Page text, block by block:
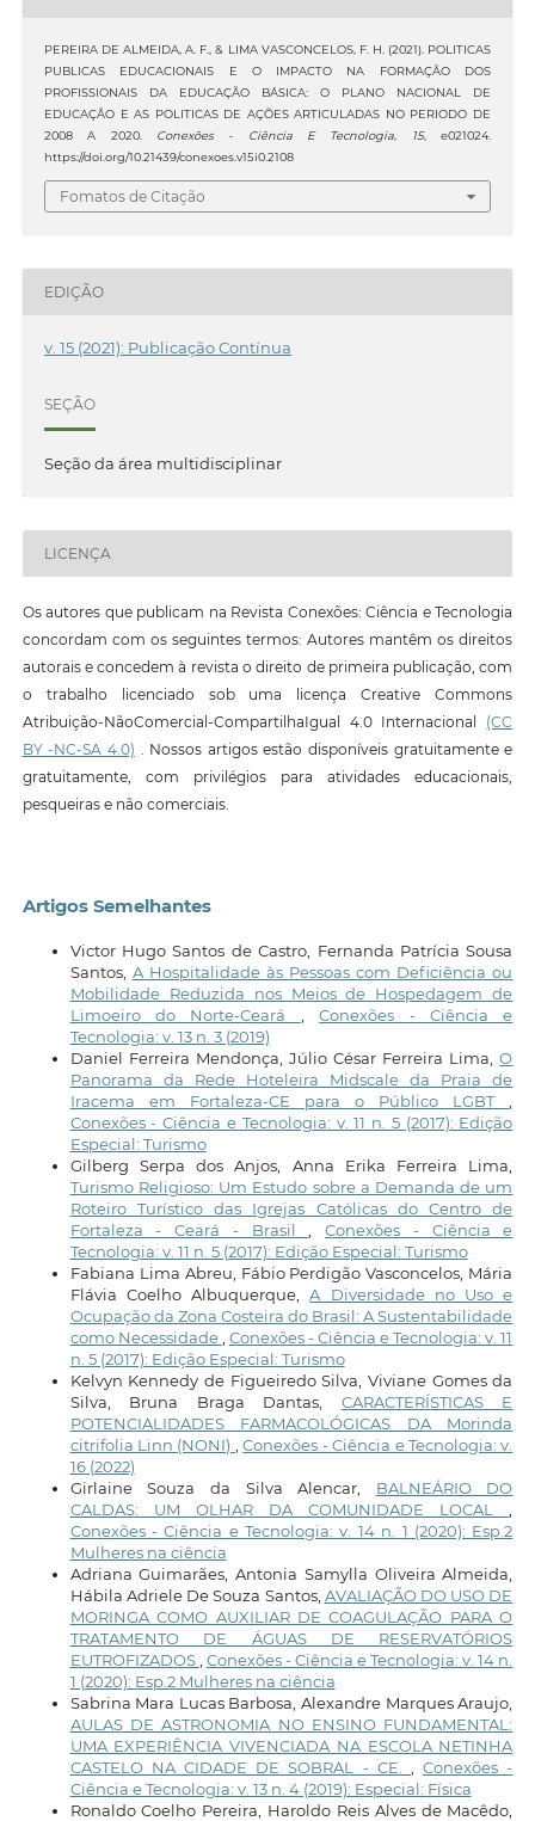
PEREIRA DE ALMEIDA, A. F., & LIMA VASCONCELOS, F. H. (2021). POLITICAS
PUBLICAS EDUCACIONAIS E O IMPACTO NA FORMAÇÃO DOS
PROFISSIONAIS DA EDUCAÇÃO BÁSICA: O PLANO NACIONAL DE
EDUCAÇÃO E AS POLITICAS DE AÇÕES ARTICULADAS NO PERIODO DE
2008 A 2020. Conexões - Ciência E Tecnologia, 15, e021024.
https://doi.org/10.21439/conexoes.v15i0.2108
Fomatos de Citação
EDIÇÃO
v. 15 (2021): Publicação Contínua
SEÇÃO
Seção da área multidisciplinar
LICENÇA
Os autores que publicam na Revista Conexões: Ciência e Tecnologia
concordam com os seguintes termos: Autores mantêm os direitos
autorais e concedem à revista o direito de primeira publicação, com
o trabalho licenciado sob uma licença Creative Commons
Atribuição-NãoComercial-CompartilhaIgual 4.0 Internacional (CC
BY -NC-SA 4.0) . Nossos artigos estão disponíveis gratuitamente e
gratuitamente, com privilégios para atividades educacionais,
pesqueiras e não comerciais.
Artigos Semelhantes
Victor Hugo Santos de Castro, Fernanda Patrícia Sousa
Santos, A Hospitalidade às Pessoas com Deficiência ou
Mobilidade Reduzida nos Meios de Hospedagem de
Limoeiro do Norte-Ceará
,Conexões - Ciência e
Tecnologia: v. 13 n. 3 (2019)
Daniel Ferreira Mendonça, Júlio César Ferreira Lima,O
Panorama da Rede Hoteleira Midscale da Praia de
Iracema em Fortaleza-CE para o Público LGBT
Conexões - Ciência e Tecnologia: v. 11 n. 5 (2017): Edição
Especial: Turismo
Gilberg Serpa dos Anjos, Anna Erika Ferreira Lima,
Turismo Religioso: Um Estudo sobre a Demanda de um
Roteiro Turístico das Igrejas Católicas do Centro de
Fortaleza - Ceará - Brasil
,Conexões - Ciência e
Tecnologia: v. 11 n. 5 (2017): Edição Especial: Turismo
Fabiana Lima Abreu, Fábio Perdigão Vasconcelos, Mária
Flávia Coelho Albuquerque,A Diversidade no Uso e
Ocupação da Zona Costeira do Brasil: A Sustentabilidade
como Necessidade Conexões - Ciência e Tecnologia: v. 11
n. 5 (2017): Edição Especial: Turismo
Kelvyn Kennedy de Figueiredo Silva, Viviane Gomes da
Silva, Bruna Braga Dantas, CARACTERÍSTICAS E
POTENCIALIDADES FARMACOLÓGICAS DA Morinda
citrifolia Linn (NONI)
,Conexões - Ciência e Tecnologia: v.
16 (2022)
Girlaine Souza da Silva Alencar, BALNEÁRIO DO
CALDAS: UM OLHAR DA COMUNIDADE LOCAL
Conexões - Ciência e Tecnologia: v. 14 n. 1 (2020): Esp.2
Mulheres na ciência
Adriana Guimarães, Antonia Samylla Oliveira Almeida,
Hábila Adriele De Souza Santos, AVALIAÇÃO DO USO DE
MORINGA COMO AUXILIAR DE COAGULAÇÃO PARA O
TRATAMENTO DE ÁGUAS DE RESERVATÓRIOS
EUTROFIZADOS Conexões - Ciência e Tecnologia: v. 14 n.
1 (2020): Esp.2 Mulheres na ciência
Sabrina Mara Lucas Barbosa, Alexandre Marques Araujo,
AULAS DE ASTRONOMIA NO ENSINO FUNDAMENTAL:
UMA EXPERIÊNCIA VIVENCIADA NA ESCOLA NETINHA
CASTELO NA CIDADE DE SOBRAL - CE.
,Conexões -
Ciência e Tecnologia: v. 13 n. 4 (2019): Especial: Física
Ronaldo Coelho Pereira, Haroldo Reis Alves de Macêdo,